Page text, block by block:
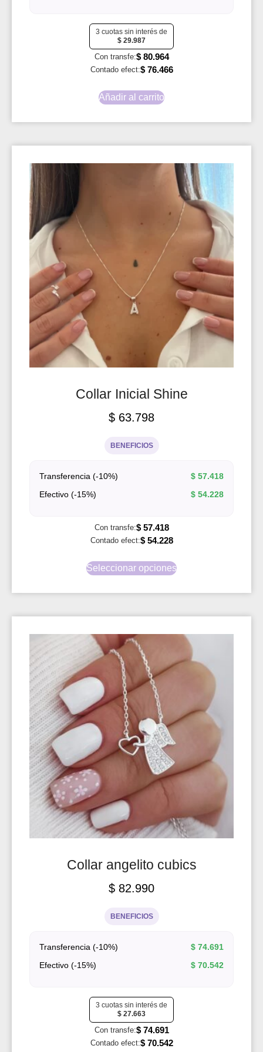
3 cuotas sin interés de
$ 29.987
Con transfe:$80.964
Contado efect:$76.466
Añadir al carrito
Collar Inicial Shine
$ 63.798
BENEFICIOS
Transferencia (-10%) $ 57.418
Efectivo (-15%)
$ 54.228
Con transfe:$57.418
Contado efect:$54.228
Seleccionar opciones
Collar angelito cubics
$ 82.990
BENEFICIOS
Transferencia (-10%) $ 74.691
Efectivo (-15%)
$ 70.542
3 cuotas sin interés de
$ 27.663
Con transfe:$74.691
Contado efect:$70.542